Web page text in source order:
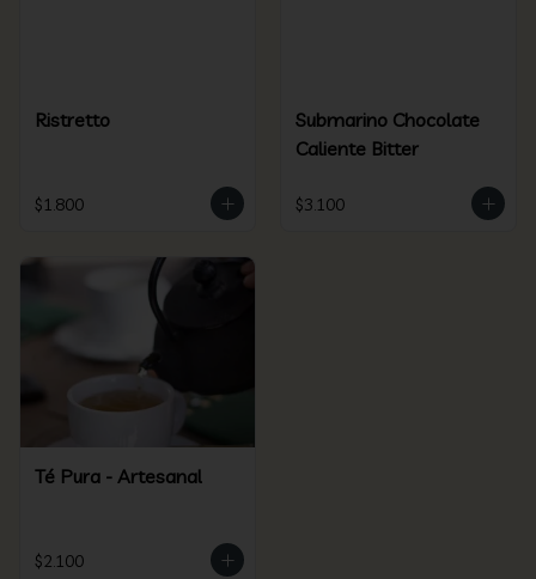
Ristretto
$1.800
Submarino Chocolate
Caliente Bitter
$3.100
Té Pura - Artesanal
$2.100